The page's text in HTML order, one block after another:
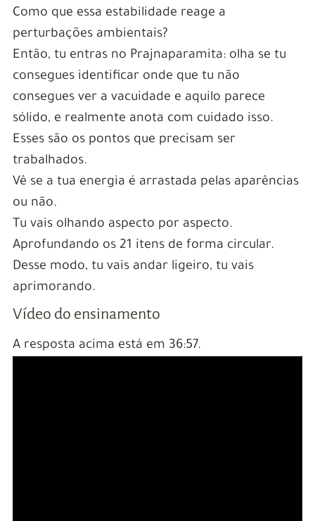
Como que essa estabilidade reage a
perturbações ambientais?
Então, tu entras no Prajnaparamita: olha se tu
consegues identificar onde que tu não
consegues ver a vacuidade e aquilo parece
sólido, e realmente anota com cuidado isso.
Esses são os pontos que precisam ser
trabalhados.
Vê se a tua energia é arrastada pelas aparências
ou não.
Tu vais olhando aspecto por aspecto.
Aprofundando os 21 itens de forma circular.
Desse modo, tu vais andar ligeiro, tu vais
aprimorando.
Vídeo do ensinamento
A resposta acima está em 36:57.